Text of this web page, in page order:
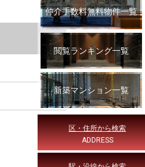
仲介手数料無料物件一覧
閲覧ランキング一覧
新築マンション一覧
区・住所から検索
ADDRESS